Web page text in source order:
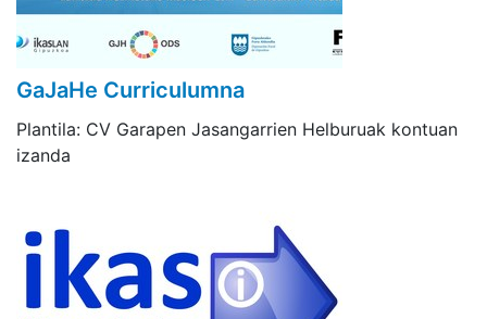
GaJaHe Curriculumna
Plantila: CV Garapen Jasangarrien Helburuak kontuan
izanda